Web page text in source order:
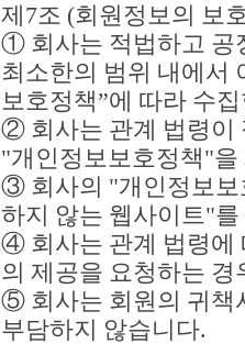
제7조 (회원정보의 보
① 회사는 적법하고 공
최소한의 범위 내에서
보호정책”에 따라 수
② 회사는 관계 법령이
"개인정보보호정책"
③ 회사의 "개인정보보
하지 않는 웹사이트"
④ 회사는 관계 법령에
의 제공을 요청하는
⑤ 회사는 회원의 귀책
부담하지 않습니다.